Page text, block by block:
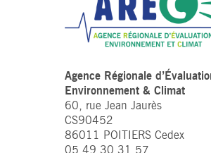
Agence Régionale
Environnement & Climat
60, rue Jean Jaurès
CS90452
86011 POITIERS Cedex
05 49 30 31 57